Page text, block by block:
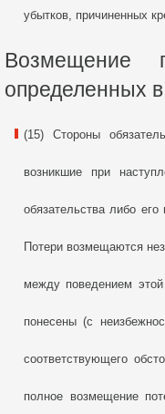
убытков, причиненных
Возмещение
определенных
(15) Стороны
возникшие при
обязательства либо
Потери возмещаются
между поведением
понесены (с
соответствующего
полное возмещение